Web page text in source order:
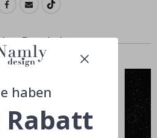
Produkte
haben
Rabatt